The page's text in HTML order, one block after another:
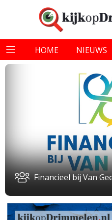
HOME NIEUWS
Financieel bij Van